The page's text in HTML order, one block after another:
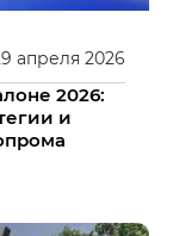
апреля 2026
2026:
и